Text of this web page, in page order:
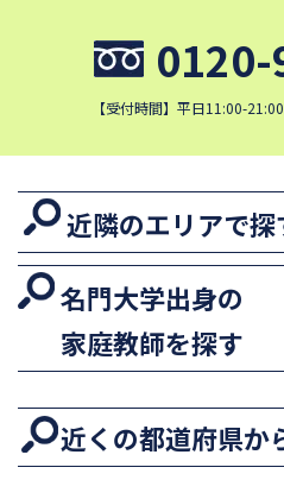
【受付時間】平日11:00-
近隣のエリアで探
名門大学出身の
家庭教師を探す
近くの都道府県か